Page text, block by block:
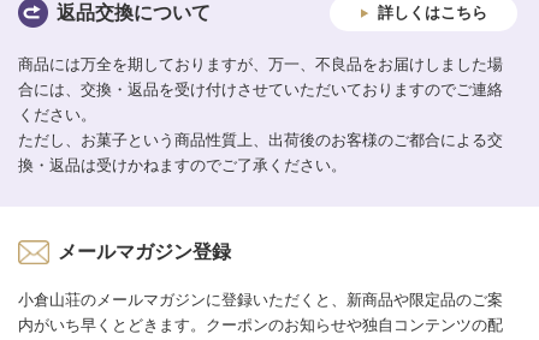
返品交換について 詳しくはこちら
商品には万全を期しておりますが、万一、不良品をお届けしました場
合には、交換・返品を受け付けさせていただいておりますのでご連絡
ください。
ただし、お菓子という商品性質上、出荷後のお客様のご都合による交
換・返品は受けかねますのでご了承ください。
メールマガジン登録
小倉山荘のメールマガジンに登録いただくと、新商品や限定品のご案
内がいち早くとどきます。クーポンのお知らせや独自コンテンツの配